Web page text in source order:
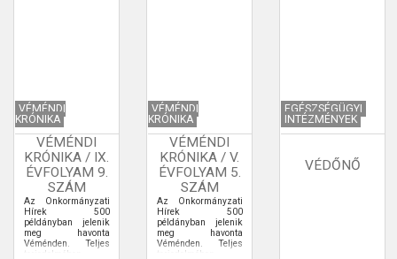
VÉMÉNDI
KRÓNIKA
VÉMÉNDI
KRÓNIKA / IX.
ÉVFOLYAM 9.
SZÁM
Az Önkormányzati
Hírek 500
példányban jelenik
meg havonta
Véménden. Teljes
terjedelmében
VÉMÉNDI
KRÓNIKA
VÉMÉNDI
KRÓNIKA / V.
ÉVFOLYAM 5.
SZÁM
Az Önkormányzati
Hírek 500
példányban jelenik
meg havonta
Véménden. Teljes
terjedelmében
EGÉSZSÉGÜGYI
INTÉZMÉNYEK
VÉDŐNŐ